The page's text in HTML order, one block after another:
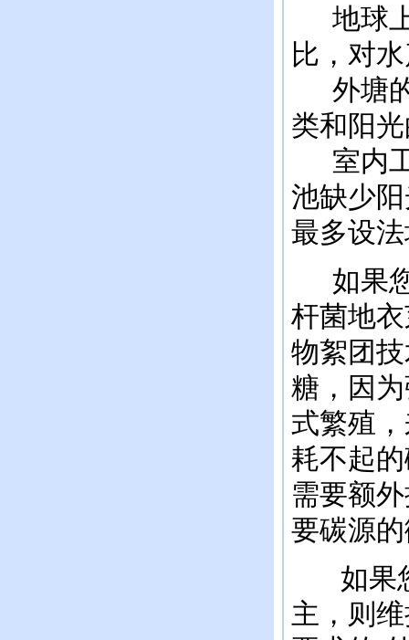
地球上
比，对
外塘的
类和阳
室内工
池缺少
最多设
如果您
杆菌地
物絮团
糖，因
式繁殖
耗不起
需要额
要碳源
如果您
主，则